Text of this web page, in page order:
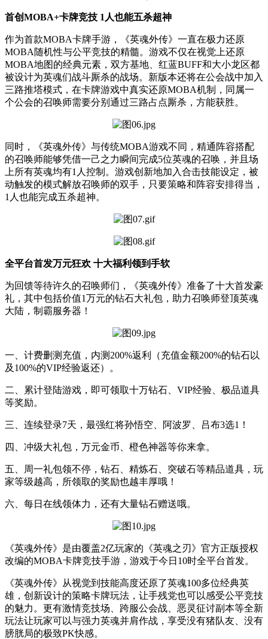
首创MOBA+卡牌竞技 1人也能五杀超神
作为首款MOBA卡牌手游，《英魂外传》一直在极力还原
MOBA随机性与公平竞技的精髓。游戏不仅在视觉上还原
MOBA地图的经典元素，双方基地、红蓝BUFF和大小龙区都
被设计为英魂们战斗厮杀的战场。新版本还将在公会战中加入
三路推塔模式，在卡牌游戏中真实还原MOBA机制，同属一
个公会的召唤师需要分别通过三路占点厮杀，方能获胜。
同时，《英魂外传》与传统MOBA游戏不同，精通阵容搭配
的召唤师能够凭借一己之力瞬间完成5位英魂的召唤，并且场
上所有英魂均有1人控制。游戏创新地加入合击技能设定，被
动触发的模式解放召唤师的双手，只要策略和阵容安排得当，
1人也能完成五杀超神。
全平台首发万元狂欢 十大福利领到手软
为回馈等待许久的召唤师们，《英魂外传》准备了十大首发豪
礼，其中包括价值1万元的钻石大礼包，助力召唤师登顶英魂
大陆，制霸服务器！
一、计费删测充值，内测200%返利（充值金额200%的钻石以
及100%的VIP经验返还）。
二、累计登陆游戏，即可领取十万钻石、VIP经验、极品道具
等奖励。
三、连续登录7天，最强红将孙悟空、阿波罗、吕布3选1！
四、冲级大礼包，万元金币、橙色神器等你来拿。
五、周一礼包领不停，钻石、精炼石、突破石等精品道具，玩
家等级越高，所领取的奖励也越丰厚哦！
六、每日在线领体力，还有大量钻石赠送哦。
《英魂外传》是由覆盖2亿玩家的《英魂之刃》官方正版授权
改编的MOBA卡牌竞技手游，游戏于今日10时全平台首发。
《英魂外传》从视觉到技能高度还原了英魂100多位经典英
雄，创新设计的策略卡牌玩法，让手残党也可以感受公平竞技
的魅力。更有激情竞技场、跨服公会战、恶灵征讨副本等全新
玩法让玩家可以与强力英魂并肩作战，享受没有猪队友、没有
膀胱局的极致PK快感。